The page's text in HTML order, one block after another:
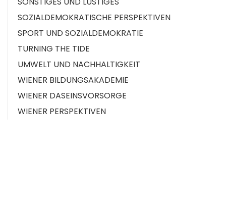
SOZIALDEMOKRATISCHE PERSPEKTIVEN
SPORT UND SOZIALDEMOKRATIE
TURNING THE TIDE
UMWELT UND NACHHALTIGKEIT
WIENER BILDUNGSAKADEMIE
WIENER DASEINSVORSORGE
WIENER PERSPEKTIVEN